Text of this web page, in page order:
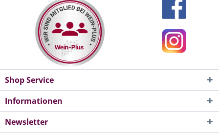
Shop Service
Informationen
Newsletter